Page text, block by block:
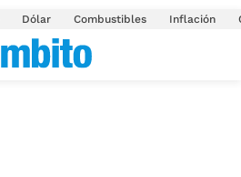
Dólar Combustibles Inflación